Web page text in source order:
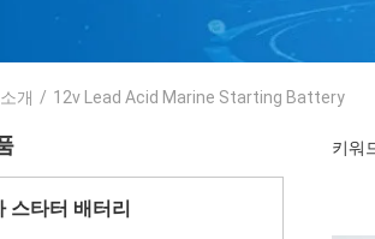
개 / 12v Lead Acid Marine Starting Battery
스타터 배터리
키워